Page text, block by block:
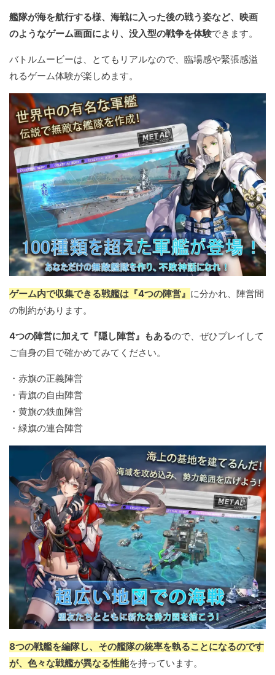
艦隊が海を航行する様、海戦に入った後の戦う姿など、映画
のようなゲーム画面により、没入型の戦争を体験できます。
バトルムービーは、とてもリアルなので、臨場感や緊張感溢
れるゲーム体験が楽しめます。
ゲーム内で収集できる戦艦は『4つの陣営』 に分かれ、陣営間
の制約があります。
4つの陣営に加えて『隠し陣営』もあるので、ぜひプレイして
ご自身の目で確かめてみてください。
・赤旗の正義陣営
・青旗の自由陣営
・黄旗の鉄血陣営
・緑旗の連合陣営
8つの戦艦を編隊し、その艦隊の統率を執ることになるのです
が、色々な戦艦が異なる性能を持っています。